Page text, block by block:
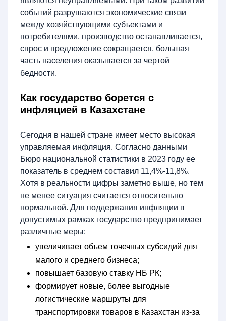
событий разрушаются экономические связи
между хозяйствующими субъектами и
потребителями, производство останавливается,
спрос и предложение сокращается, большая
часть населения оказывается за чертой
бедности.
Как государство борется с
инфляцией в Казахстане
Сегодня в нашей стране имеет место высокая
управляемая инфляция. Согласно данными
Бюро национальной статистики в 2023 году ее
показатель в среднем составил 11,4%-11,8%.
Хотя в реальности цифры заметно выше, но тем
не менее ситуация считается относительно
нормальной. Для поддержания инфляции в
допустимых рамках государство предпринимает
различные меры:
увеличивает объем точечных субсидий для
малого и среднего бизнеса;
повышает базовую ставку НБ РК;
формирует новые, более выгодные
логистические маршруты для
транспортировки товаров в Казахстан из-за